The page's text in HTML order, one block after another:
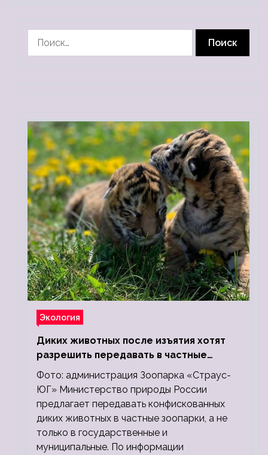
Экология
Диких животных после изъятия хотят
разрешить передавать в частные
зоопарки
Фото: администрация Зоопарка «Страус-
ЮГ» Министерство природы России
предлагает передавать конфискованных
диких животных в частные зоопарки, а не
только в государственные и
муниципальные. По информации